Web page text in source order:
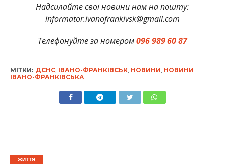
Надсилайте свої новини нам на пошту:
informator.ivanofrankivsk@gmail.com
Телефонуйте за номером096 989 60 87
МІТКИ: ДСНС, ІВАНО-ФРАНКІВСЬК, НОВИНИ НОВИНИ
ІВАНО-ФРАНКІВСЬКА
ЖИТТЯ